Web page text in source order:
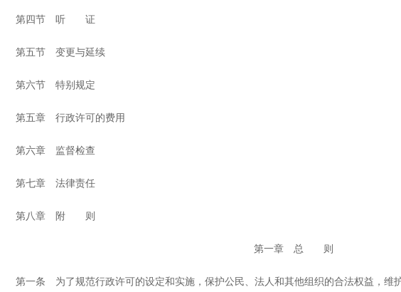
第四节 听 证
第五节 变更与延续
第六节 特别规定
第五章 行政许可的费用
第六章 监督检查
第七章 法律责任
第八章 附 则
第一章 总 则
第一条 为了规范行政许可的设定和实施，保护公民、法人和其他组织的合法权益，维